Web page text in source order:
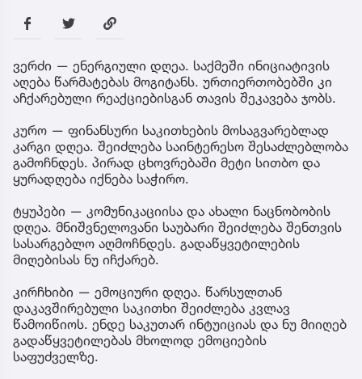
ვერძი — ენერგიული დღეა. საქმეში ინიციატივის
აღება წარმატებას მოგიტანს. ურთიერთობებში კი
აჩქარებული რეაქციებისგან თავის შეკავება ჯობს.
კურო — ფინანსური საკითხების მოსაგვარებლად
კარგი დღეა. შეიძლება საინტერესო შესაძლებლობა
გამოჩნდეს. პირად ცხოვრებაში მეტი სითბო და
ყურადღება იქნება საჭირო.
ტყუპები — კომუნიკაციისა და ახალი ნაცნობობის
დღეა. მნიშვნელოვანი საუბარი შეიძლება შენთვის
სასარგებლო აღმოჩნდეს. გადაწყვეტილების
მიღებისას ნუ იჩქარებ.
კირჩხიბი — ემოციური დღეა. წარსულთან
დაკავშირებული საკითხი შეიძლება კვლავ
წამოიწიოს. ენდე საკუთარ ინტუიციას და ნუ მიიღებ
გადაწყვეტილებას მხოლოდ ემოციების
საფუძველზე.